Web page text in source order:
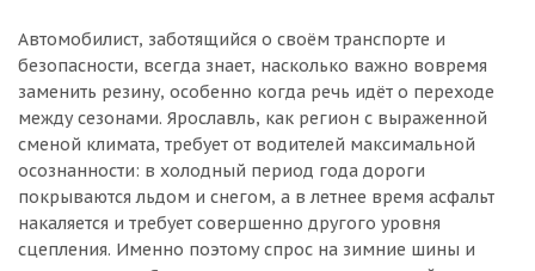
Автомобилист, заботящийся о своём транспорте и
безопасности, всегда знает, насколько важно вовремя
заменить резину, особенно когда речь идёт о переходе
между сезонами. Ярославль, как регион с выраженной
сменой климата, требует от водителей максимальной
осознанности: в холодный период года дороги
покрываются льдом и снегом, а в летнее время асфальт
накаляется и требует совершенно другого уровня
сцепления. Именно поэтому спрос на зимние шины и